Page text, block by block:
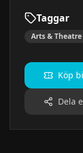
Taggar
Arts & Theatre
Köp
Dela